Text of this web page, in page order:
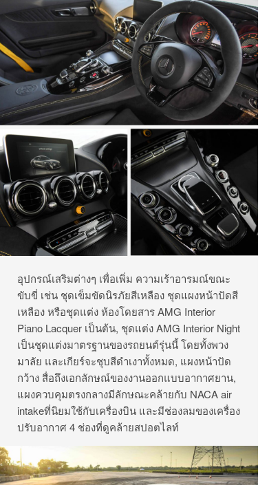
อุปกรณ์เสริมต่างๆ เพื่อเพิ่ม ความเร้าอารมณ์ขณะ
ขับขี่ เช่น ชุดเข็มขัดนิรภัยสีเหลือง ชุดแผงหน้าปัดสี
เหลือง หรือชุดแต่ง ห้องโดยสาร AMG Interior
Piano Lacquer เป็นต้น, ชุดแต่ง AMG Interior Night
เป็นชุดแต่งมาตรฐานของรถยนต์รุ่นนี้ โดยทั้งพวง
มาลัย และเกียร์จะชุบสีดำเงาทั้งหมด, แผงหน้าปัด
กว้าง สื่อถึงเอกลักษณ์ของงานออกแบบอากาศยาน,
แผงควบคุมตรงกลางมีลักษณะคล้ายกับ NACA air
intakeที่นิยมใช้กับเครื่องบิน และมีช่องลมของเครื่อง
ปรับอากาศ 4 ช่องที่ดูคล้ายสปอตไลท์